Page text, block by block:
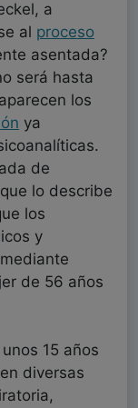
a
al proceso
asentada?
será hasta
los
ya
de
lo describe
los
y
de 56 años
15 años
diversas